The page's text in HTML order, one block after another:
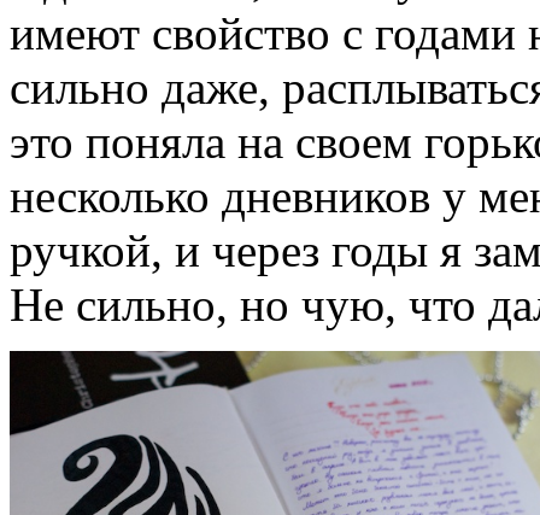
имеют свойство с годами
сильно даже,
это поняла на своем
несколько дневников у
ручкой, и через годы я
Не сильно, но чую, что